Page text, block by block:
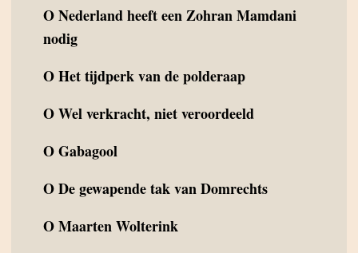
ONederland heeft een Zohran Mamdani
nodig
OHet tijdperk van de polderaap
OWel verkracht, niet veroordeeld
OGabagool
ODe gewapende tak van Domrechts
OMaarten Wolterink